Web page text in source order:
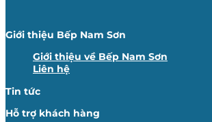
Giới thiệu Bếp Nam Sơn
Giới thiệu về Bếp Nam Sơn
Liên hệ
Tin tức
Hỗ trợ khách hàng